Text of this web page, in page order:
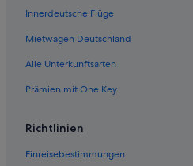
Mietwagen in Miami
Mietwagen in Los Angeles
Mietwagen in Rom
Mietwagen in Punta Cana
Mietwagen in Barcelona
Mietwagen in San Francisco
Innerdeutsche Flüge
Mietwagen Deutschland
Alle Unterkunftsarten
Prämien mit One Key
Richtlinien
Einreisebestimmungen